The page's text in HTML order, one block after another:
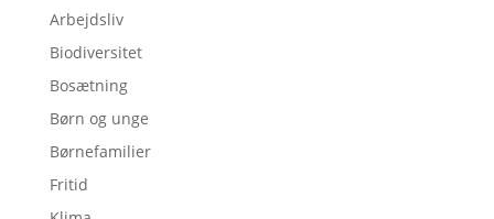
Arbejdsliv
Biodiversitet
Bosætning
Børn og unge
Børnefamilier
Fritid